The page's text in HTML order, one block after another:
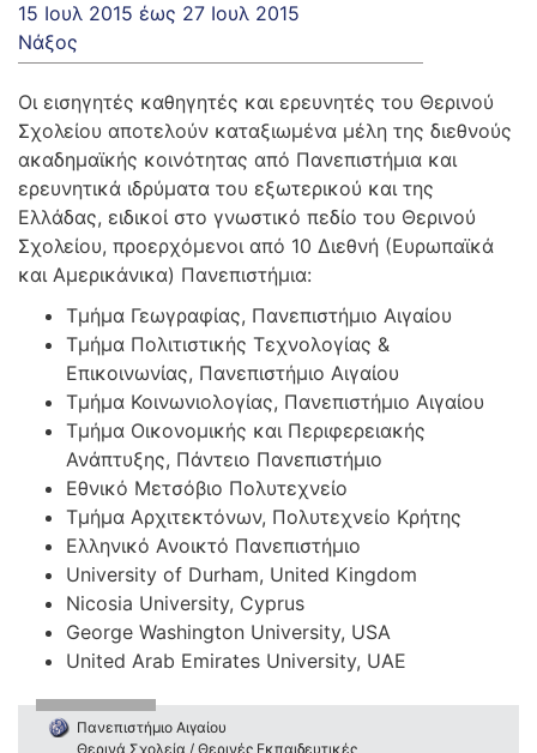
15 Ιουλ 2015 έως 27 Ιουλ 2015
Νάξος
Οι εισηγητές καθηγητές και ερευνητές του Θερινού
Σχολείου αποτελούν καταξιωμένα μέλη της διεθνούς
ακαδημαϊκής κοινότητας από Πανεπιστήμια και
ερευνητικά ιδρύματα του εξωτερικού και της
Ελλάδας, ειδικοί στο γνωστικό πεδίο του Θερινού
Σχολείου, προερχόμενοι από 10 Διεθνή (Ευρωπαϊκά
και Αμερικάνικα) Πανεπιστήμια:
Τμήμα Γεωγραφίας, Πανεπιστήμιο Αιγαίου
Τμήμα Πολιτιστικής Τεχνολογίας &
Επικοινωνίας, Πανεπιστήμιο Αιγαίου
Τμήμα Κοινωνιολογίας, Πανεπιστήμιο Αιγαίου
Τμήμα Οικονομικής και Περιφερειακής
Ανάπτυξης, Πάντειο Πανεπιστήμιο
Εθνικό Μετσόβιο Πολυτεχνείο
Τμήμα Αρχιτεκτόνων, Πολυτεχνείο Κρήτης
Ελληνικό Ανοικτό Πανεπιστήμιο
University of Durham, United Kingdom
Nicosia University, Cyprus
George Washington University, USA
United Arab Emirates University, UAE
Πανεπιστήμιο Αιγαίου
Θερινά Σχολεία / Θερινές Εκπαιδευτικές